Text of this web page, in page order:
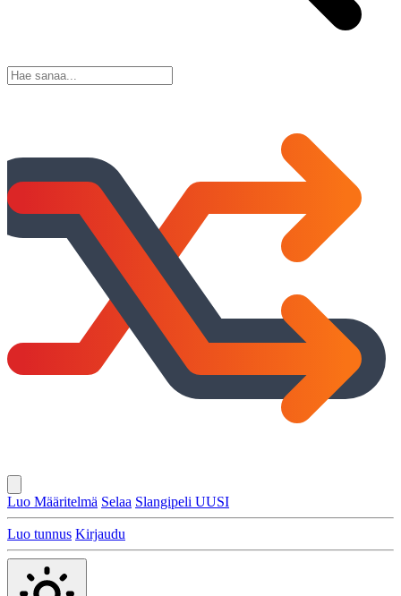
Luo Määritelmä Selaa Slangipeli UUSI
Luo tunnus Kirjaudu